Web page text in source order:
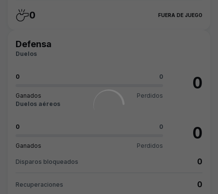
0 FUERA DE JUEGO
Defensa
Duelos
0 0
Ganados Perdidos
0
Duelos aéreos
0 0
Ganados Perdidos
0
Disparos bloqueados 0
Recuperaciones 0